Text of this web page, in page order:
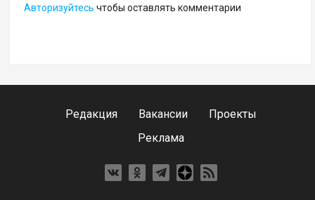
Авторизуйтесь чтобы оставлять комментарии
Редакция Вакансии
Проекты
Реклама